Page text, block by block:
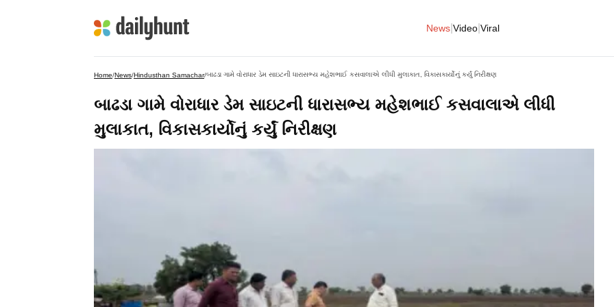
News Video Viral
Home/News/Hindusthan Samachar/બાઢડા ગામે વોરાધાર ડેમ સાઇટની ધારાસભ્ય મહેશભાઈ કસવાલાએ લીધી મુલાકાત, વિકાસકાર્યોનું કર્યું નિરીક્ષણ
બાઢડા ગામે વોરાધાર ડેમ સાઇટની ધારાસભ્ય મહેશભાઈ કસવાલાએ લીધી
મુલાકાત, વિકાસકાર્યોનું કર્યું નિરીક્ષણ